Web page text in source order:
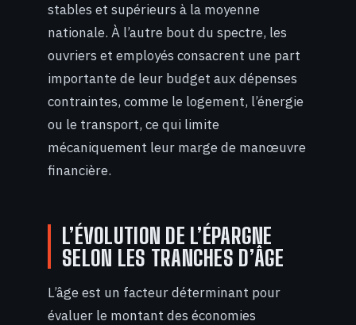
stables et supérieurs à la moyenne
nationale. À l’autre bout du spectre, les
ouvriers et employés consacrent une part
importante de leur budget aux dépenses
contraintes, comme le logement, l’énergie
ou le transport, ce qui limite
mécaniquement leur marge de manœuvre
financière.
L’ÉVOLUTION DE L’ÉPARGNE
SELON LES TRANCHES D’ÂGE
L’âge est un facteur déterminant pour
évaluer le montant des économies